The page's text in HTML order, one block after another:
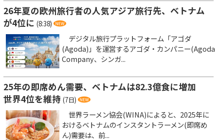
26年夏の欧州旅行者の人気アジア旅行先、ベトナム
が4位に (8:38)
デジタル旅行プラットフォーム「アゴダ
(Agoda)」を運営するアゴダ・カンパニー(Agoda
Company、シンガ...
25年の即席めん需要、ベトナムは82.3億食に増加
世界4位を維持 (7日)
世界ラーメン協会(WINA)によると、2025年に
おけるベトナムのインスタントラーメン(即席め
ん)需要は、前...